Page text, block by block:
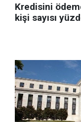
Kredisini
kişi sayısı